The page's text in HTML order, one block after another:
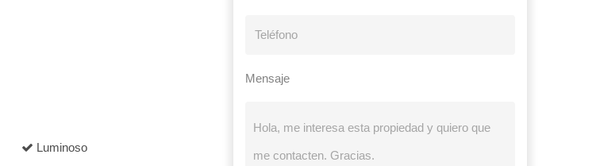
Luminoso
Mensaje